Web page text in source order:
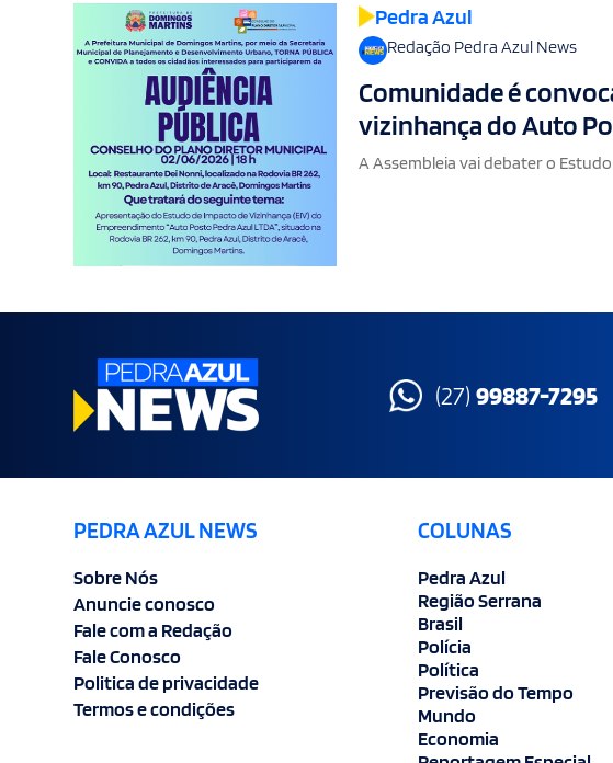
Pedra Azul
Redação Pedra Azul News
Comunidade é
vizinhança do Auto
A Assembleia vai debater o
(27) 99887-7295
PEDRA AZUL NEWS
Sobre Nós
Anuncie conosco
Fale com a Redação
Fale Conosco
Politica de privacidade
Termos e condições
COLUNAS
Pedra Azul
Região Serrana
Brasil
Polícia
Política
Previsão do Tempo
Mundo
Economia